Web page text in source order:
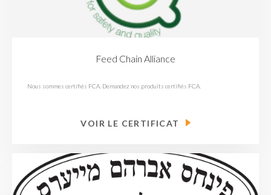
Feed Chain Alliance
Nous sommes certifiés FCA. Demandez nos produits certifiés FCA.
VOIR LE CERTIFICAT